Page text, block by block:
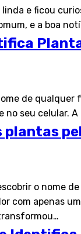
e ficou
e a boa
de qualquer
no seu celular.
o nome
com apenas